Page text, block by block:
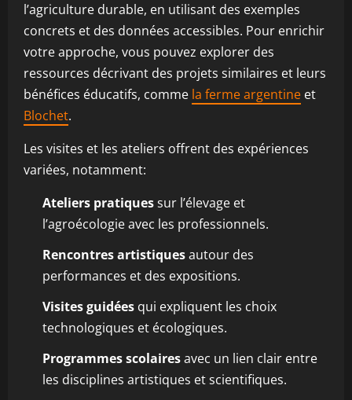
l’agriculture durable, en utilisant des exemples
concrets et des données accessibles. Pour enrichir
votre approche, vous pouvez explorer des
ressources décrivant des projets similaires et leurs
bénéfices éducatifs, comme la ferme argentine et
Blochet.
Les visites et les ateliers offrent des expériences
variées, notamment:
Ateliers pratiquessur l’élevage et
l’agroécologie avec les professionnels.
Rencontres artistiquesautour des
performances et des expositions.
Visites guidées qui expliquent les choix
technologiques et écologiques.
Programmes scolairesavec un lien clair entre
les disciplines artistiques et scientifiques.